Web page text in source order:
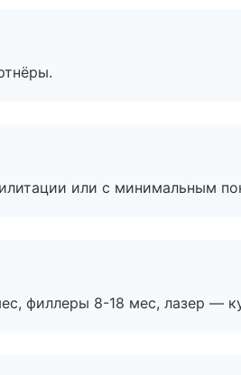
или с минимальным
филлеры 8-18 мес, лазер —